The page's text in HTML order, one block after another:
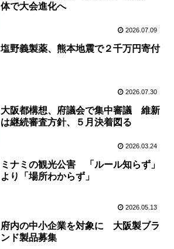
体で大会進化へ
2026.07.09
塩野義製薬、熊本地震で２千万円寄付
2026.07.30
大阪都構想、府議会で集中審議 維新
は継続審査方針、５月決着図る
2026.03.24
ミナミの観光公害 「ルール知らず」
より「場所わからず」
2026.05.13
府内の中小企業を対象に 大阪製ブラ
ンド製品募集